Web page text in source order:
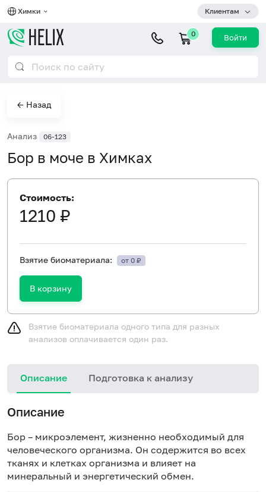
Химки Клиентам
0 Войти
← Назад
Анализ 06-123
Бор в моче в Химках
Стоимость:
1210 ₽
Взятие биоматериала: от 0 ₽
В корзину
Взятие биоматериала одного типа для разных
анализов оплачивается один раз.
Описание Подготовка к анализу
Описание
Бор – микроэлемент, жизненно необходимый для
человеческого организма. Он содержится во всех
тканях и клетках организма и влияет на
минеральный и энергетический обмен.